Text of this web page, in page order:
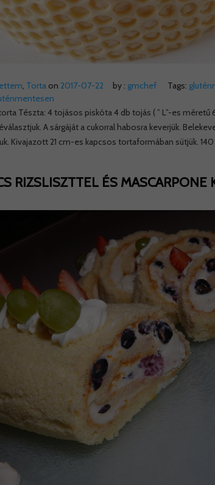
, Torta on 2017-07-22 by : gmchef Tags:
Tészta: 4 tojásos piskóta 4 db tojás ( ” L”-es
A sárgáját a cukorral habosra keverjük.
Kivajazott 21 cm-es kapcsos tortaformában sütjük.
RIZSLISZTTEL ÉS MASCARPONE